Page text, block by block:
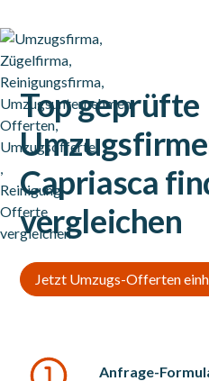
Top geprüfte
Capriasca
vergleichen
Jetzt Umzugs-Offerten
Anfrage-